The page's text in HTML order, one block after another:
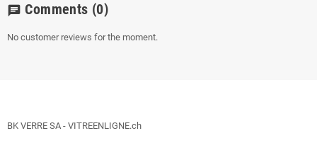
chat Comments (0)
No customer reviews for the moment.
BK VERRE SA - VITREENLIGNE.ch